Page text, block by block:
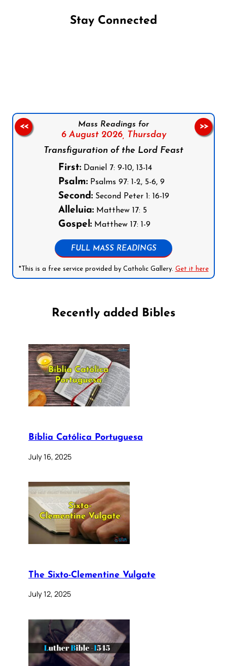
Stay Connected
Mass Readings for
6 August 2026, Thursday
Transfiguration of the Lord Feast
First:Daniel 7: 9-10, 13-14
Psalm:Psalms 97: 1-2, 5-6, 9
Second:Second Peter 1: 16-19
Alleluia:Matthew 17: 5
Gospel:Matthew 17: 1-9
FULL MASS READINGS
*This is a free service provided by Catholic Gallery. Get it here
<< >>
Recently added Bibles
Bíblia Católica Portuguesa
July 16, 2025
The Sixto-Clementine Vulgate
July 12, 2025